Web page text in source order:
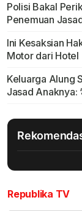
Polisi Bakal
Penemuan
Ini Kesaksian
Motor dari Hotel
Keluarga Alung
Jasad Anaknya:
Republika TV